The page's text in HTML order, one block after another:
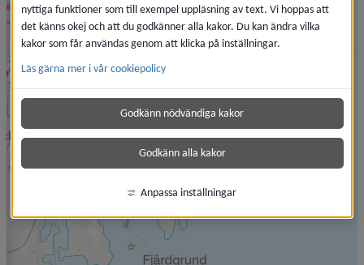
nyttiga funktioner som till exempel uppläsning av text. Vi hoppas att
det känns okej och att du godkänner alla kakor. Du kan ändra vilka
kakor som får användas genom att klicka på inställningar.
Läs gärna mer i vår cookiepolicy
Godkänn nödvändiga kakor
Godkänn alla kakor
Anpassa inställningar